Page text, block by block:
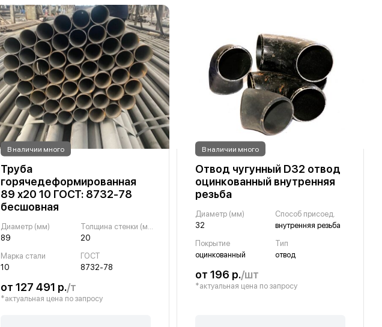
В наличии много
Труба
горячедеформированная
89 х20 10 ГОСТ: 8732-78
бесшовная
Диаметр (мм)
89
Толщина стенки (мм)
20
Марка стали
10
ГОСТ
8732-78
от 127 491 р./т
*актуальная цена по запросу
В наличии много
Отвод чугунный D32 отвод
оцинкованный внутренняя
резьба
Диаметр (мм)
32
Способ присоед.
внутренняя резьба
Покрытие
оцинкованный
Тип
отвод
от 196 р./шт
*актуальная цена по запросу